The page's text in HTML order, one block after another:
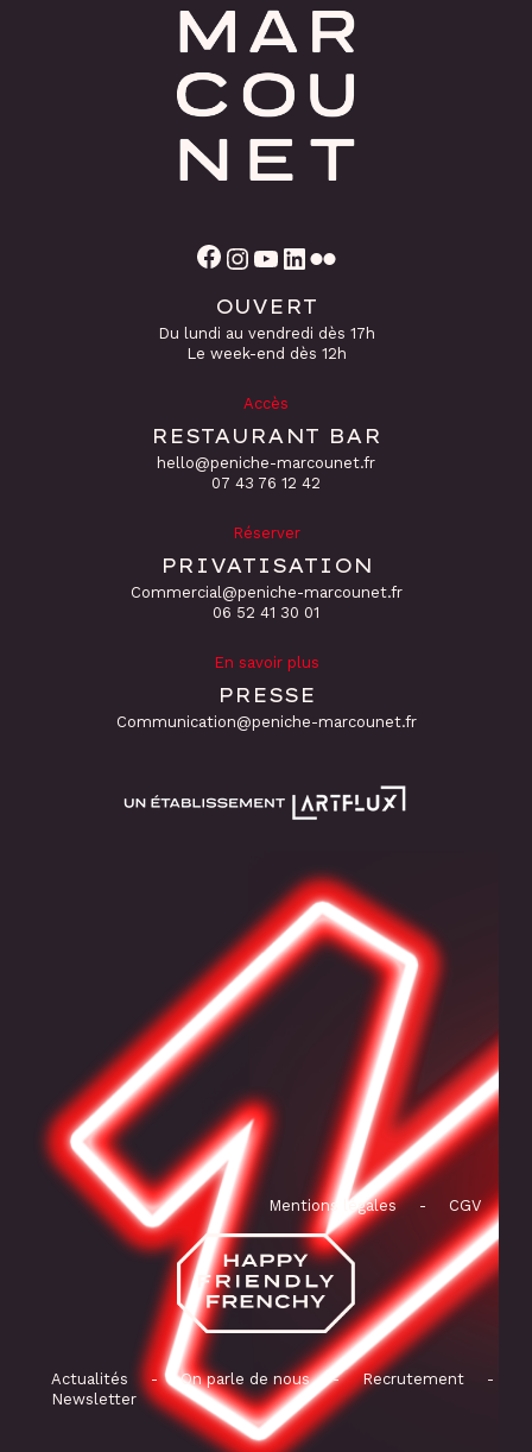
Facebook Instagram YouTube
OUVERT
Du lundi au vendredi dès 17h
Le week-end dès 12h
Accès
RESTAURANT BAR
hello@peniche-marcounet.fr
‭07 43 76 12 42
Réserver
PRIVATISATION
Commercial@peniche-marcounet.fr
06 52 41 30 01
En savoir plus
PRESSE
Communication@peniche-marcounet.fr
Mentions légales - CGV
Actualités - On parle de nous - Recrutement
-
Newsletter